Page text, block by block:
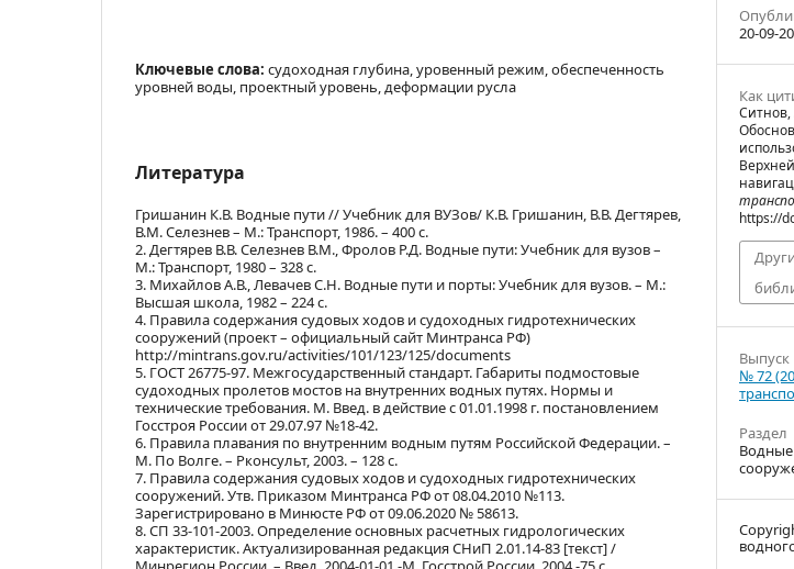
Ключевые слова: судоходная глубина, уровенный режим, обеспеченность
уровней воды, проектный уровень, деформации русла
Литература
Гришанин К.В. Водные пути // Учебник для ВУЗов/ К.В. Гришанин, В.В. Дегтярев,
В.М. Селезнев – М.: Транспорт, 1986. – 400 с.
2. Дегтярев В.В. Селезнев В.М., Фролов Р.Д. Водные пути: Учебник для вузов –
М.: Транспорт, 1980 – 328 с.
3. Михайлов А.В., Левачев С.Н. Водные пути и порты: Учебник для вузов. – М.:
Высшая школа, 1982 – 224 с.
4. Правила содержания судовых ходов и судоходных гидротехнических
сооружений (проект – официальный сайт Минтранса РФ)
http://mintrans.gov.ru/activities/101/123/125/documents
5. ГОСТ 26775-97. Межгосударственный стандарт. Габариты подмостовые
судоходных пролетов мостов на внутренних водных путях. Нормы и
технические требования. М. Введ. в действие с 01.01.1998 г. постановлением
Госстроя России от 29.07.97 №18-42.
6. Правила плавания по внутренним водным путям Российской Федерации. –
М. По Волге. – Рконсульт, 2003. – 128 с.
7. Правила содержания судовых ходов и судоходных гидротехнических
сооружений. Утв. Приказом Минтранса РФ от 08.04.2010 №113.
Зарегистрировано в Минюсте РФ от 09.06.2020 № 58613.
8. СП 33-101-2003. Определение основных расчетных гидрологических
характеристик. Актуализированная редакция СНиП 2.01.14-83 [текст] /
20-09-
Как
Ситнов,
https://
Выпуск
№ 72
Раздел
Водные